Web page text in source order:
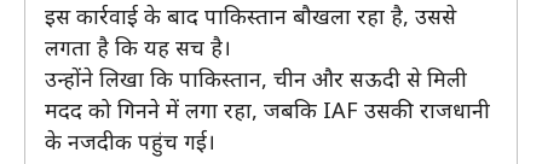
इस कार्रवाई के बाद पाकिस्तान बौखला रहा है, उससे
लगता है कि यह सच है।
उन्होंने लिखा कि पाकिस्तान, चीन और सऊदी से मिली
मदद को गिनने में लगा रहा, जबकि IAF उसकी राजधानी
के नजदीक पहुंच गई।